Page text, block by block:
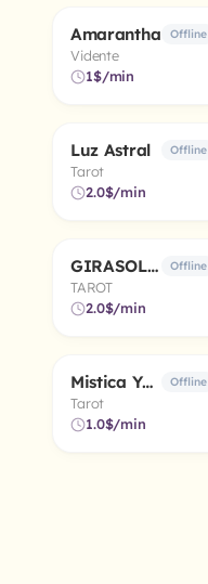
4.9
Amarantha Offline
Vidente
1$/min
5.0
Luz Astral Offline
Tarot
2.0$/min
4.9
GIRASOL 🌻 Offline
TAROT
2.0$/min
4.9
Mistica Yuri 🧿 🌈 🔮 Offline
Tarot
1.0$/min